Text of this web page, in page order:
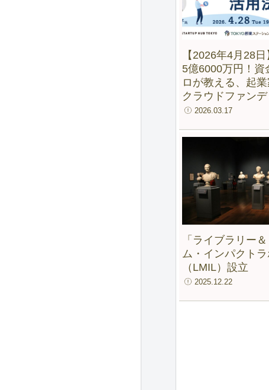
【2026年4月28
5億6000万円！資
ロが教える、起
クラウドファン
法【録画配信あり
2026.03.17
「ライブラリー
ム・インパクトラ
（LMIL）設立
2025.12.22